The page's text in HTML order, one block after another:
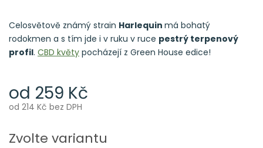
od 259 Kč
od 214 Kč bez DPH
cena:
Zvolte variantu
Celosvětově známý strain Harlequin má bohatý
rodokmen a s tím jde i v ruku v ruce pestrý terpenový
profil. CBD květy pocházejí z Green House edice!